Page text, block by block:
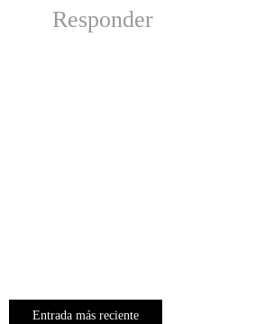
Responder
Entrada más reciente